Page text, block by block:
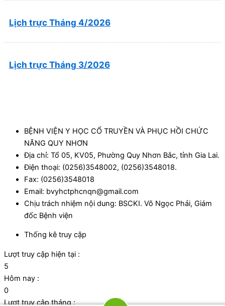
Lịch trực Tháng 4/2026
Lịch trực Tháng 3/2026
BỆNH VIỆN Y HỌC CỔ TRUYỀN VÀ PHỤC HỒI CHỨC
NĂNG QUY NHƠN
Địa chỉ: Tổ 05, KV05, Phường Quy Nhơn Bắc, tỉnh Gia Lai.
Điện thoại: (0256)3548002, (0256)3548018.
Fax: (0256)3548018
Email: bvyhctphcnqn@gmail.com
Chịu trách nhiệm nội dung: BSCKI. Võ Ngọc Phải, Giám
đốc Bệnh viện
Thống kê truy cập
Lượt truy cập hiện tại :
5
Hôm nay :
0
Lượt truy cập tháng :